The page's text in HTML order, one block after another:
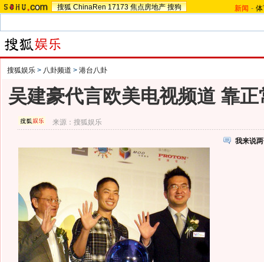
搜狐 ChinaRen 17173 焦点房地产 搜狗 新闻 -
搜狐娱乐 > 八卦频道 > 港台八卦
吴建豪代言欧美电视频道 靠
来源：搜狐娱乐
我来说